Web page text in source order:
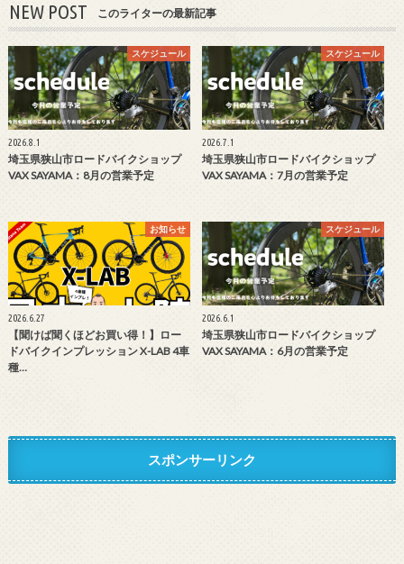
NEW POST このライターの最新記事
スケジュール
2026.8.1
埼玉県狭山市ロードバイクショップ
VAX SAYAMA：8月の営業予定
スケジュール
2026.7.1
埼玉県狭山市ロードバイクショップ
VAX SAYAMA：7月の営業予定
お知らせ
2026.6.27
【聞けば聞くほどお買い得！】ロー
ドバイクインプレッション X-LAB 4車
種…
スケジュール
2026.6.1
埼玉県狭山市ロードバイクショップ
VAX SAYAMA：6月の営業予定
スポンサーリンク